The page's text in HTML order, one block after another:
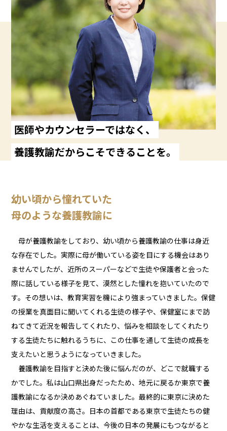
医師やカウンセラーではなく、
養護教諭だからこそできることを。
幼い頃から憧れていた
母のような養護教諭に
母が養護教諭をしており、幼い頃から養護教諭の仕事は身近
な存在でした。実際に母が働いている姿を目にする機会はあり
ませんでしたが、近所のスーパーなどで生徒や保護者と会った
際に話している様子を見て、漠然とした憧れを抱いていたので
す。その想いは、教育実習を機により強まっていきました。保健
の授業を真面目に聞いてくれる生徒の様子や、保健室にまで訪
ねてきて近況を報告してくれたり、悩みを相談をしてくれたり
する生徒たちに触れるうちに、この仕事を通して生徒の成長を
支えたいと思うようになっていきました。
養護教諭を目指すと決めた後に悩んだのが、どこで就職する
かでした。私は山口県出身だったため、地元に戻るか東京で養
護教諭になるか決めあぐねていました。最終的に東京に決めた
理由は、貢献度の高さ。日本の首都である東京で生徒たちの健
やかな生活を支えることは、今後の日本の発展にもつながると